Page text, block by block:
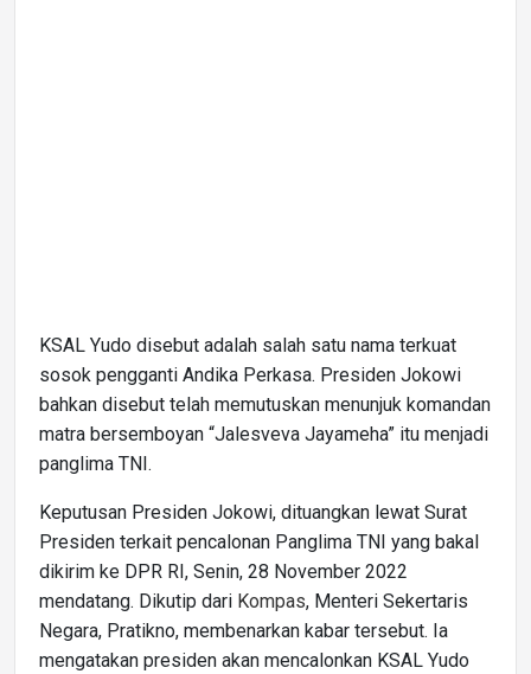
KSAL Yudo disebut adalah salah satu nama terkuat
sosok pengganti Andika Perkasa. Presiden Jokowi
bahkan disebut telah memutuskan menunjuk komandan
matra bersemboyan “Jalesveva Jayameha” itu menjadi
panglima TNI.
Keputusan Presiden Jokowi, dituangkan lewat Surat
Presiden terkait pencalonan Panglima TNI yang bakal
dikirim ke DPR RI, Senin, 28 November 2022
mendatang. Dikutip dari Kompas, Menteri Sekertaris
Negara, Pratikno, membenarkan kabar tersebut. Ia
mengatakan presiden akan mencalonkan KSAL Yudo